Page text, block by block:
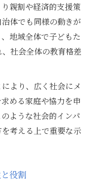
親割や経済的支援策
体でも同様の動きが
地域全体で子どもた
社会全体の教育格差
より、広く社会にメ
める家庭や協力を申
ような社会的インパ
考える上で重要な示
役割